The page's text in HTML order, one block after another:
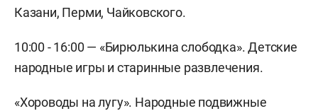
Казани, Перми, Чайковского.
10:00 - 16:00 — «Бирюлькина слободка». Детские
народные игры и старинные развлечения.
«Хороводы на лугу». Народные подвижные